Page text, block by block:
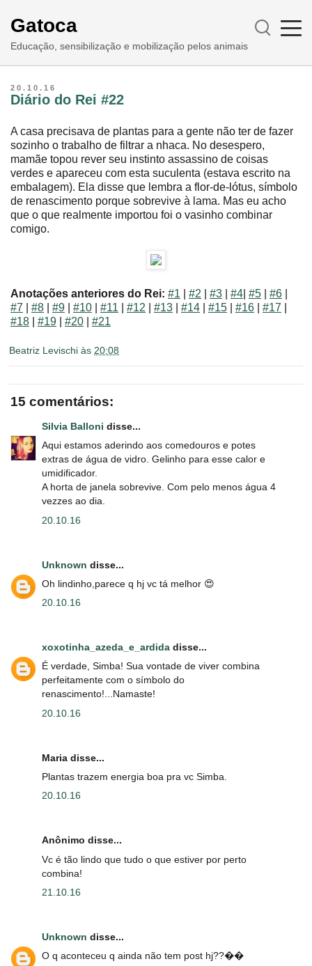
Gatoca
Educação, sensibilização e mobilização pelos animais
20.10.16
Diário do Rei #22
A casa precisava de plantas para a gente não ter de fazer
sozinho o trabalho de filtrar a nhaca. No desespero,
mamãe topou rever seu instinto assassino de coisas
verdes e apareceu com esta suculenta (estava escrito na
embalagem). Ela disse que lembra a flor-de-lótus, símbolo
de renascimento porque sobrevive à lama. Mas eu acho
que o que realmente importou foi o vasinho combinar
comigo.
Anotações anteriores do Rei: #1 #2 #3 #4 #5 #6
#7
#8 #9 #10 #11 #12 #13 #14 #15 #16 #17
#18
#19 #20 #21
Beatriz Levischi às 20:08
15 comentários:
Silvia Balloni disse...
Aqui estamos aderindo aos comedouros e potes
extras de água de vidro. Gelinho para esse calor e
umidificador.
A horta de janela sobrevive. Com pelo menos água 4
vezzes ao dia.
20.10.16
Unknown disse...
Oh lindinho,parece q hj vc tá melhor 😍
20.10.16
xoxotinha_azeda_e_ardida disse...
É verdade, Simba! Sua vontade de viver combina
perfeitamente com o símbolo do
renascimento!...Namaste!
20.10.16
Maria disse...
Plantas trazem energia boa pra vc Simba.
20.10.16
Anônimo disse...
Vc é tão lindo que tudo o que estiver por perto
combina!
21.10.16
Unknown disse...
O q aconteceu q ainda não tem post hj??��